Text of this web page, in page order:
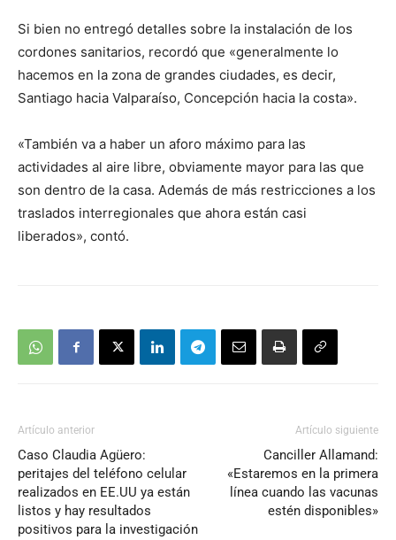
Si bien no entregó detalles sobre la instalación de los
cordones sanitarios, recordó que «generalmente lo
hacemos en la zona de grandes ciudades, es decir,
Santiago hacia Valparaíso, Concepción hacia la costa».
«También va a haber un aforo máximo para las
actividades al aire libre, obviamente mayor para las que
son dentro de la casa. Además de más restricciones a los
traslados interregionales que ahora están casi
liberados», contó.
Artículo anterior
Caso Claudia Agüero:
peritajes del teléfono celular
realizados en EE.UU ya están
listos y hay resultados
positivos para la investigación
Artículo siguiente
Canciller Allamand:
«Estaremos en la primera
línea cuando las vacunas
estén disponibles»